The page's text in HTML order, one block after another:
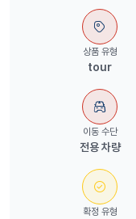
상품 유형
tour
이동 수단
전용 차량
확정 유형